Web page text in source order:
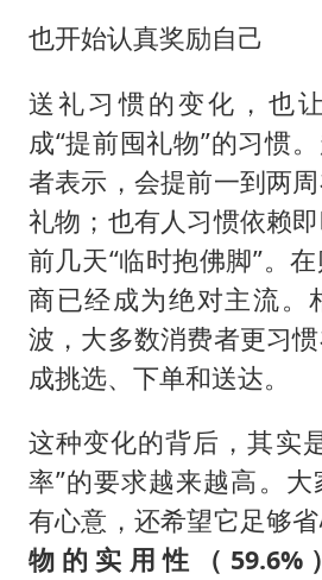
也开始认真奖励自己
送礼习惯的变化，也
成“提前囤礼物”的习惯
者表示，会提前一到两
礼物；也有人习惯依赖
前几天“临时抱佛脚”。
商已经成为绝对主流。
波，大多数消费者更习
成挑选、下单和送达。
这种变化的背后，其实
率”的要求越来越高。
有心意，还希望它足够
物的实用性（